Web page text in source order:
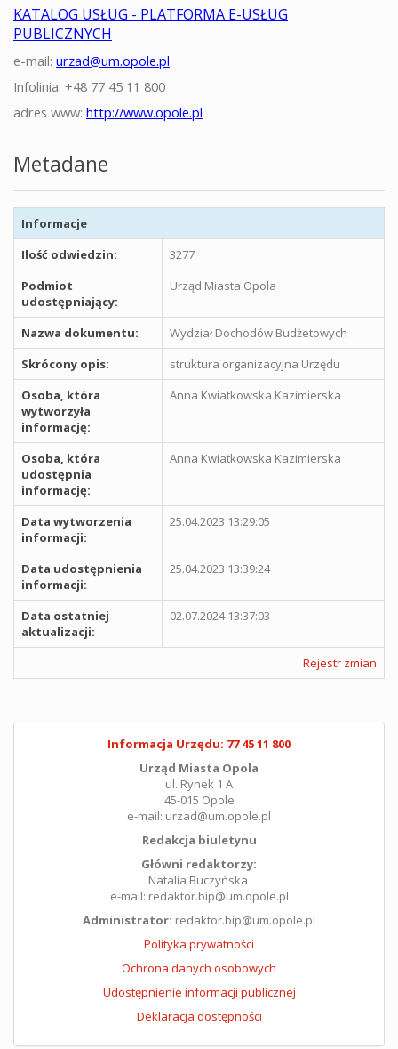
KATALOG USŁUG - PLATFORMA E-USŁUG
PUBLICZNYCH
e-mail: urzad@um.opole.pl
Infolinia: +48 77 45 11 800
adres www: http://www.opole.pl
Metadane
Informacje
Ilość odwiedzin:
3277
Podmiot
udostępniający:
Urząd Miasta Opola
Nazwa dokumentu:
Wydział Dochodów Budżetowych
Skrócony opis:
struktura organizacyjna Urzędu
Osoba, która
wytworzyła
informację:
Anna Kwiatkowska Kazimierska
Osoba, która
udostępnia
informację:
Anna Kwiatkowska Kazimierska
Data wytworzenia
informacji:
25.04.2023 13:29:05
Data udostępnienia
informacji:
25.04.2023 13:39:24
Data ostatniej
aktualizacji:
02.07.2024 13:37:03
Rejestr zmian
Informacja Urzędu: 77 45 11 800
Urząd Miasta Opola
ul. Rynek 1 A
45-015 Opole
e-mail: urzad@um.opole.pl
Redakcja biuletynu
Główni redaktorzy:
Natalia Buczyńska
e-mail: redaktor.bip@um.opole.pl
Administrator: redaktor.bip@um.opole.pl
Polityka prywatności
Ochrona danych osobowych
Udostępnienie informacji publicznej
Deklaracja dostępności